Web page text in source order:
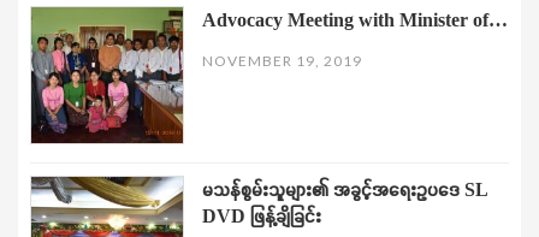
Advocacy Meeting with Minister of…
NOVEMBER 19, 2019
မသန်စွမ်းသူများ၏ အခွင့်အရေးဥပဒေ SL
DVD ဖြန့်ချိခြင်း